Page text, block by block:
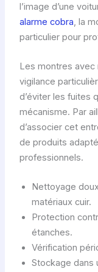
l’image d’une
alarme cobra, la
particulier pour
Les montres avec
vigilance
d’éviter les fuites
mécanisme. Par
d’associer cet
de produits
professionnels.
Nettoyage
matériaux cuir.
Protection
étanches.
Vérification
Stockage dans